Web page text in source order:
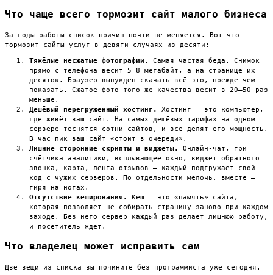
Что чаще всего тормозит сайт малого бизнеса
За годы работы список причин почти не меняется. Вот что
тормозит сайты услуг в девяти случаях из десяти:
Тяжёлые несжатые фотографии.
Самая частая беда. Снимок
прямо с телефона весит 5–8 мегабайт, а на странице их
десяток. Браузер вынужден скачать всё это, прежде чем
показать. Сжатое фото того же качества весит в 20–50 раз
меньше.
Дешёвый перегруженный хостинг.
Хостинг — это компьютер,
где живёт ваш сайт. На самых дешёвых тарифах на одном
сервере теснятся сотни сайтов, и все делят его мощность.
В час пик ваш сайт «стоит в очереди».
Лишние сторонние скрипты и виджеты.
Онлайн-чат, три
счётчика аналитики, всплывающее окно, виджет обратного
звонка, карта, лента отзывов — каждый подгружает свой
код с чужих серверов. По отдельности мелочь, вместе —
гиря на ногах.
Отсутствие кеширования.
Кеш — это «память» сайта,
которая позволяет не собирать страницу заново при каждом
заходе. Без него сервер каждый раз делает лишнюю работу,
и посетитель ждёт.
Что владелец может исправить сам
Две вещи из списка вы почините без программиста уже сегодня.